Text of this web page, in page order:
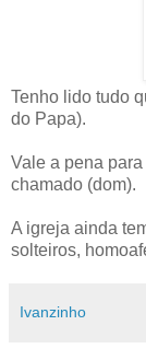
Tenho lido tudo
do Papa).
Vale a pena
chamado (dom).
A igreja ainda
solteiros,
Ivanzinho